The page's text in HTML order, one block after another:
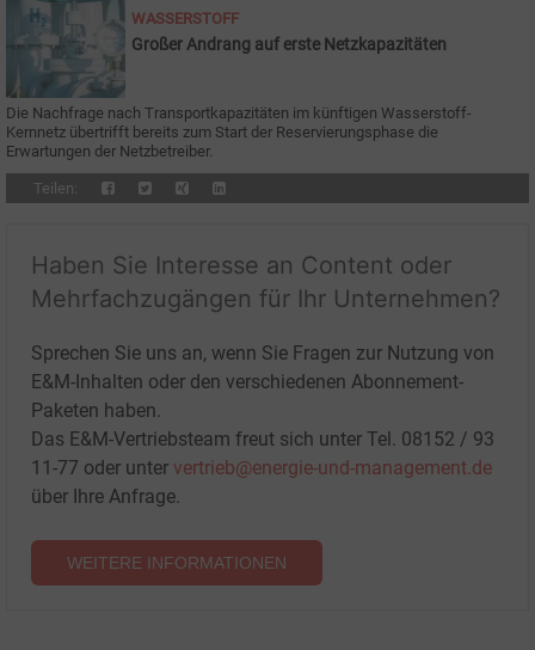
WASSERSTOFF
Großer Andrang auf erste Netzkapazitäten
Die Nachfrage nach Transportkapazitäten im künftigen Wasserstoff-
Kernnetz übertrifft bereits zum Start der Reservierungsphase die
Erwartungen der Netzbetreiber.
Teilen:
Haben Sie Interesse an Content oder
Mehrfachzugängen für Ihr Unternehmen?
Sprechen Sie uns an, wenn Sie Fragen zur Nutzung von
E&M-Inhalten oder den verschiedenen Abonnement-
Paketen haben.
Das E&M-Vertriebsteam freut sich unter Tel. 08152 / 93
11-77 oder unter vertrieb@energie-und-management.de
über Ihre Anfrage.
WEITERE INFORMATIONEN